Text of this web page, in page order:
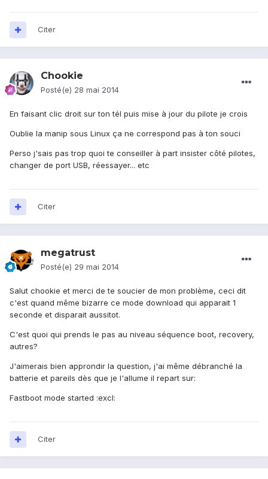
Citer
Chookie
Posté(e) 28 mai 2014
En faisant clic droit sur ton tél puis mise à jour du pilote je crois
Oublie la manip sous Linux ça ne correspond pas à ton souci
Perso j'sais pas trop quoi te conseiller à part insister côté pilotes,
changer de port USB, réessayer... etc
Citer
megatrust
Posté(e) 29 mai 2014
Salut chookie et merci de te soucier de mon problème, ceci dit
c'est quand même bizarre ce mode download qui apparait 1
seconde et disparait aussitot.
C'est quoi qui prends le pas au niveau séquence boot, recovery,
autres?
J'aimerais bien approndir la question, j'ai même débranché la
batterie et pareils dès que je l'allume il repart sur:
Fastboot mode started :excl:
Citer